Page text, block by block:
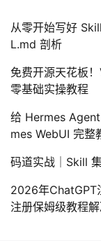
从零开始写好
L.md 剖析
免费开源天花板
零基础实操教程
给 Hermes
mes WebUI 完整
码道实战｜Skill
2026年ChatGPT
注册保姆级教程